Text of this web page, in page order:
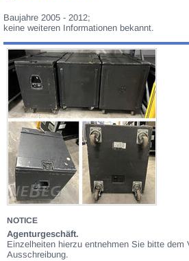
Baujahre 2005 - 2012;
keine weiteren Informationen bekannt.
NOTICE
Agenturgeschäft.
Einzelheiten hierzu entnehmen Sie bitte dem
Ausschreibung.